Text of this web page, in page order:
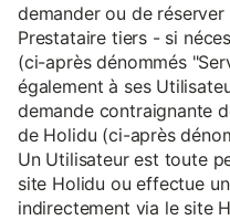
demander ou de
Prestataire tiers - si
(ci-après dénommés
également à ses
demande contraignante
de Holidu (ci-après
Un Utilisateur est toute
site Holidu ou effectue
indirectement via le site